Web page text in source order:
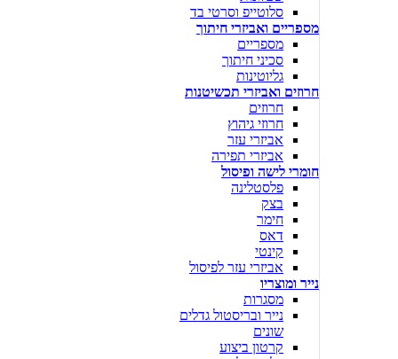
סלוטייפ וסרטי בד
מספריים ואביזרי חיתוך
מספריים
סכיני חיתוך
גליוטינות
חרוזים ואביזרי תכשיטנות
חרוזים
חרוזי גיהוץ
אביזרי עזר
אביזרי תפירה
חומרי לישה ופיסול
פלסטלינה
בצק
חימר
דאס
קינטי
אביזרי עזר לפיסול
נייר ומוצריו
מסגרות
נייר ובריסטול גדלים
שונים
קרטון ביצוע